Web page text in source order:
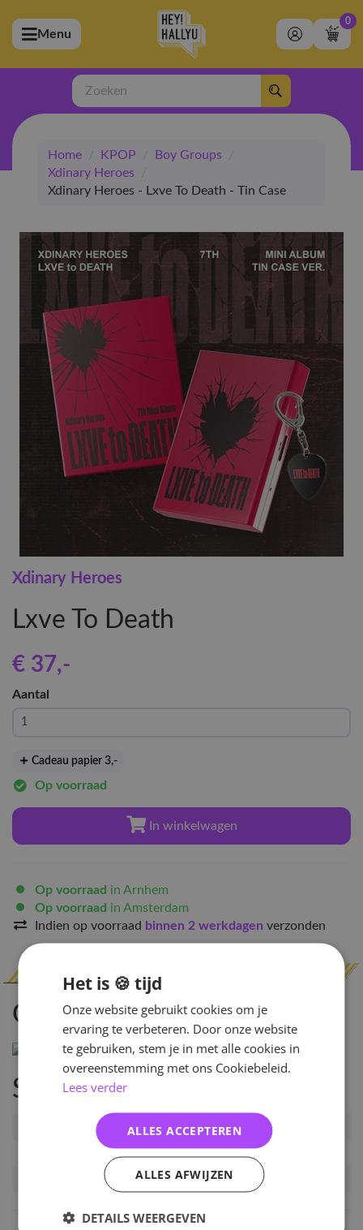
(Artiesten)
(Merchandise)
(Exclusive)
(Winkel)
Menu
0
Zoeken
Home / KPOP / Boy Groups
/
Xdinary Heroes
/
Xdinary Heroes - Lxve To Death - Tin Case
Xdinary Heroes
Lxve To Death
€ 37,-
Aantal
Cadeau papier 3,-
Op voorraad
In winkelwagen
Op voorraad in Arnhem
Op voorraad in Amsterdam
Indien op voorraad binnen 2 werkdagen verzonden
Omschrijving
Specificaties
Artikelnummer
XHEROES-LTD-TC
5966992484424
Release datum
24-10-2025
Het is 🍪 tijd
Onze website gebruikt cookies om je
ervaring te verbeteren. Door onze website
te gebruiken, stem je in met alle cookies in
overeenstemming met ons Cookiebeleid.
Lees verder
ALLES ACCEPTEREN
ALLES AFWIJZEN
DETAILS WEERGEVEN